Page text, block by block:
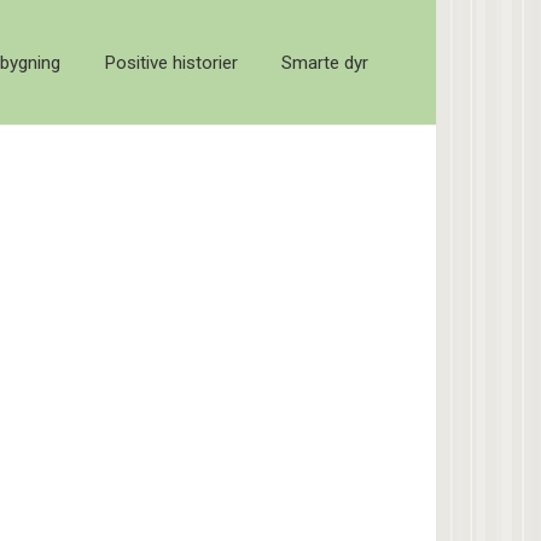
Positive historier Smarte dyr